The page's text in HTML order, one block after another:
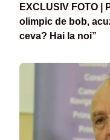
EXCLUSIV FOTO
olimpic de bob,
ceva? Hai la noi”